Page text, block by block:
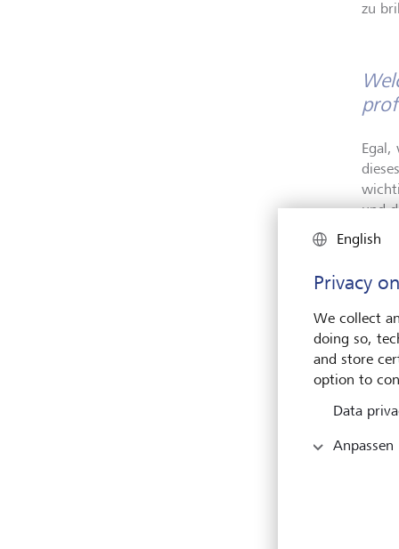
zu
Egal,
und
nach
an
English
Privacy
We collect
doing so,
and store
option to
Data
Anpassen